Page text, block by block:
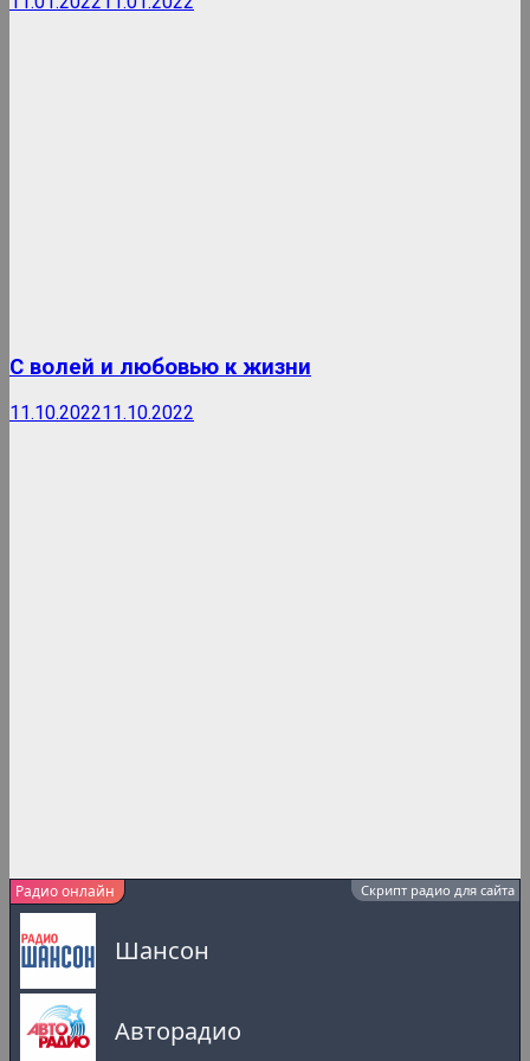
С волей и любовью к жизни
11.10.202211.10.2022
Радио онлайн Скрипт радио для сайта
Шансон
Авторадио